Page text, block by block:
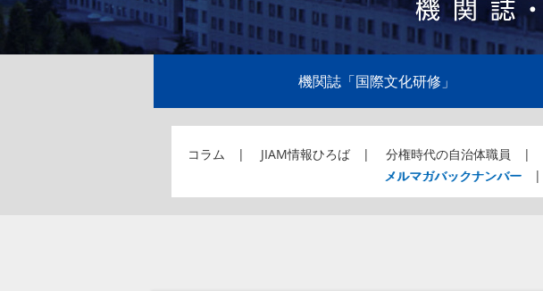
機関誌「国際文化研修」
コラム JIAM情報ひろば 分権時代の自治体職員
メルマガバックナンバー